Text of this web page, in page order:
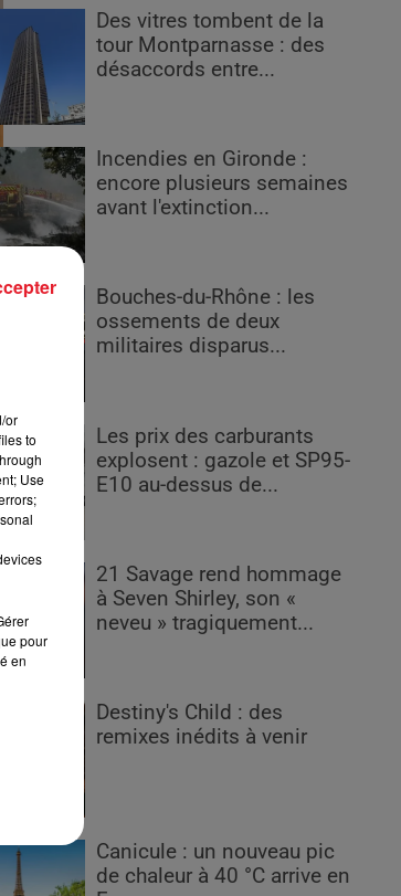
Des vitres tombent de la
tour Montparnasse : des
désaccords entre...
Incendies en Gironde :
encore plusieurs semaines
avant l'extinction...
Bouches-du-Rhône : les
ossements de deux
militaires disparus...
Les prix des carburants
explosent : gazole et SP95-
E10 au-dessus de...
21 Savage rend hommage
à Seven Shirley, son «
neveu » tragiquement...
Destiny's Child : des
remixes inédits à venir
Canicule : un nouveau pic
de chaleur à 40 °C arrive en
or
to
Use
pour
en